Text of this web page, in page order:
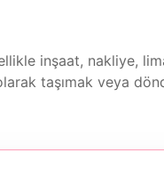
inşaat, nakliye,
taşımak veya